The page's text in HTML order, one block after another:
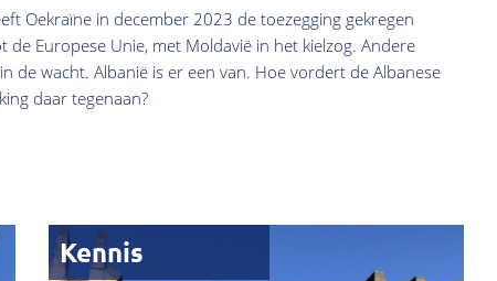
Oekraïne in december 2023 de toezegging gekregen
Europese Unie, met Moldavië in het kielzog. Andere
de wacht. Albanië is er een van. Hoe vordert de Albanese
daar tegenaan?
Kennis